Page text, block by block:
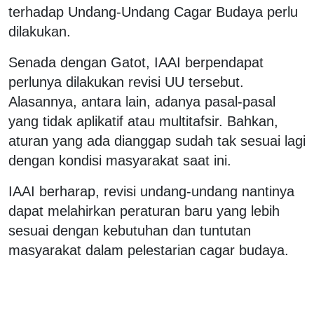
terhadap Undang-Undang Cagar Budaya perlu
dilakukan.
Senada dengan Gatot, IAAI berpendapat
perlunya dilakukan revisi UU tersebut.
Alasannya, antara lain, adanya pasal-pasal
yang tidak aplikatif atau multitafsir. Bahkan,
aturan yang ada dianggap sudah tak sesuai lagi
dengan kondisi masyarakat saat ini.
IAAI berharap, revisi undang-undang nantinya
dapat melahirkan peraturan baru yang lebih
sesuai dengan kebutuhan dan tuntutan
masyarakat dalam pelestarian cagar budaya.